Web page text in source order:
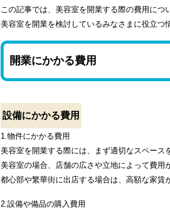
この記事では、美容室を開業する際の費用につ
美容室を開業を検討しているみなさまに役立つ
開業にかかる費用
設備にかかる費用
1.物件にかかる費用
美容室を開業する際には、まず適切なスペース
美容室の場合、店舗の広さや立地によって費用
都心部や繁華街に出店する場合は、高額な家賃
2.設備や備品の購入費用